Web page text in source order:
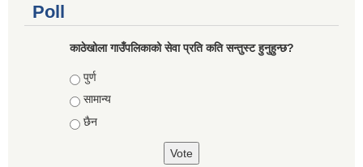
Poll
काठेखोला गाउँपलिकाको सेवा प्रति कति सन्तुस्ट हुनुहुन्छ?
Choices
पुर्ण
सामान्य
छैन